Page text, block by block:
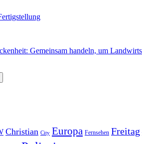
Gemeinsam handeln, um
Christian City Europa Fernsehen Freitag